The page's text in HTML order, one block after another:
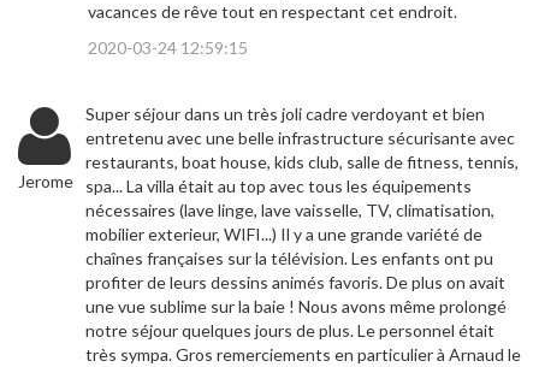
vacances de rêve tout en respectant cet endroit.
2020-03-24 12:59:15
Jerome
Super séjour dans un très joli cadre verdoyant et bien
entretenu avec une belle infrastructure sécurisante avec
restaurants, boat house, kids club, salle de fitness, tennis,
spa... La villa était au top avec tous les équipements
nécessaires (lave linge, lave vaisselle, TV, climatisation,
mobilier exterieur, WIFI...) Il y a une grande variété de
chaînes françaises sur la télévision. Les enfants ont pu
profiter de leurs dessins animés favoris. De plus on avait
une vue sublime sur la baie ! Nous avons même prolongé
notre séjour quelques jours de plus. Le personnel était
très sympa. Gros remerciements en particulier à Arnaud le